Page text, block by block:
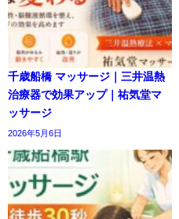
千歳船橋 マッサージ｜三井温熱
治療器で効果アップ｜祐気堂マ
ッサージ
2026年5月6日